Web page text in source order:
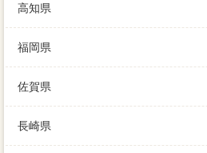
高知県
福岡県
佐賀県
長崎県